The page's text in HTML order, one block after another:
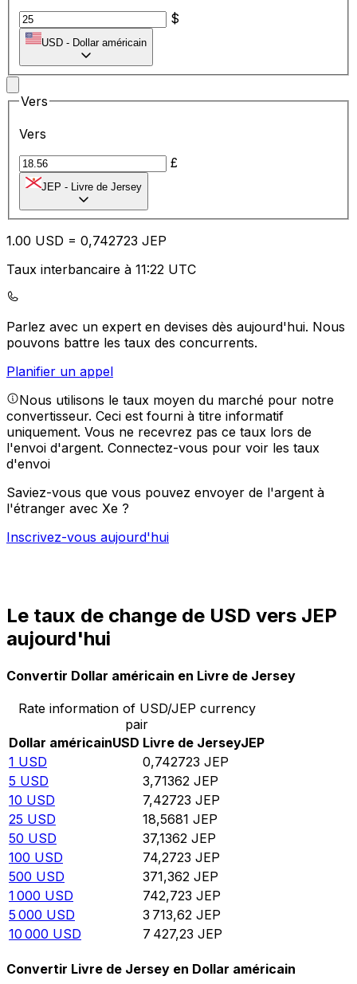
$
USD - Dollar américain
Vers
Vers
£
JEP - Livre de Jersey
1.00 USD = 0,742723 JEP
Taux interbancaire à 11:22 UTC
Parlez avec un expert en devises dès aujourd'hui. Nous
pouvons battre les taux des concurrents.
Planifier un appel
Nous utilisons le taux moyen du marché pour notre
convertisseur. Ceci est fourni à titre informatif
uniquement. Vous ne recevrez pas ce taux lors de
l'envoi d'argent. Connectez-vous pour voir les taux
d'envoi
Saviez-vous que vous pouvez envoyer de l'argent à
l'étranger avec Xe ?
Inscrivez-vous aujourd'hui
Le taux de change de USD vers JEP
aujourd'hui
Convertir Dollar américain en Livre de Jersey
Rate information of USD/JEP currency
pair
Dollar américainUSD Livre de JerseyJEP
1 USD 0,742723 JEP
5 USD 3,71362 JEP
10 USD 7,42723 JEP
25 USD 18,5681 JEP
50 USD 37,1362 JEP
100 USD 74,2723 JEP
500 USD 371,362 JEP
1 000 USD 742,723 JEP
5 000 USD 3 713,62 JEP
10 000 USD 7 427,23 JEP
Convertir Livre de Jersey en Dollar américain